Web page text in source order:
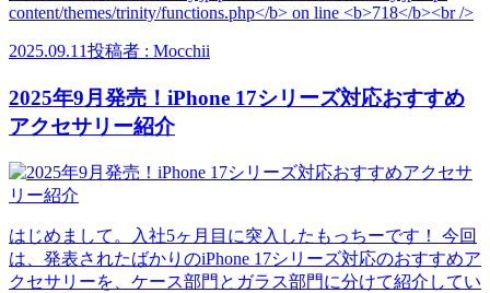
2025.09.11投稿者 : Mocchii
2025年9月発売！iPhone 17シリーズ対応おすすめ
アクセサリー紹介
はじめまして。入社5ヶ月目に突入したもっちーです！ 今回
は、発表されたばかりのiPhone 17シリーズ対応のおすすめア
クセサリーを、ケース部門とガラス部門に分けて紹介してい